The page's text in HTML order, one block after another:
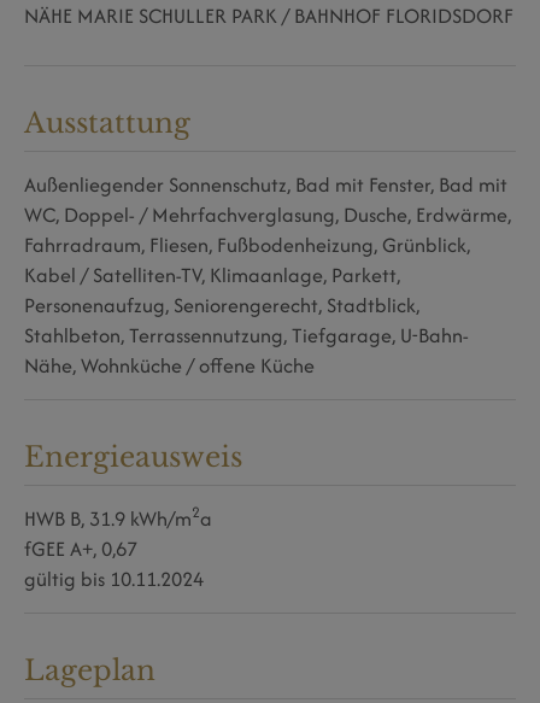
NÄHE MARIE SCHULLER PARK / BAHNHOF FLORIDSDORF
Ausstattung
Außenliegender Sonnenschutz Bad mit Fenster Bad mit
WC Doppel- / Mehrfachverglasung Dusche Erdwärme
Fahrradraum Fliesen Fußbodenheizung Grünblick
Kabel / Satelliten-TV Klimaanlage Parkett
Personenaufzug Seniorengerecht Stadtblick
Stahlbeton Terrassennutzung Tiefgarage U-Bahn-
Nähe Wohnküche / offene Küche
Energieausweis
HWB B, 31.9 kWh/m2a
fGEE A+, 0,67
gültig bis 10.11.2024
Lageplan